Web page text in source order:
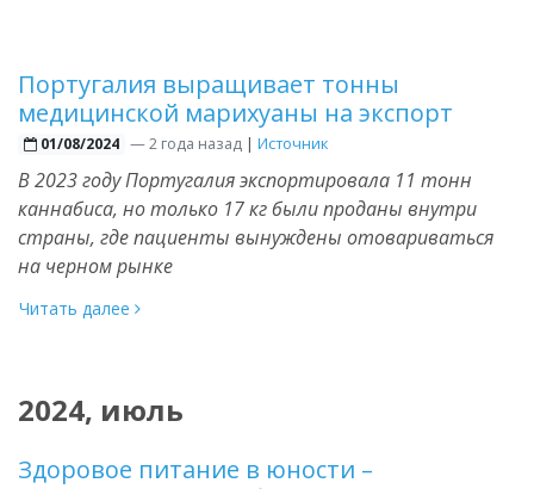
Португалия выращивает тонны
медицинской марихуаны на экспорт
01/08/2024 —2 года назад | Источник
В 2023 году Португалия экспортировала 11 тонн
каннабиса, но только 17 кг были проданы внутри
страны, где пациенты вынуждены отовариваться
на черном рынке
Читать далее
2024, июль
Здоровое питание в юности –